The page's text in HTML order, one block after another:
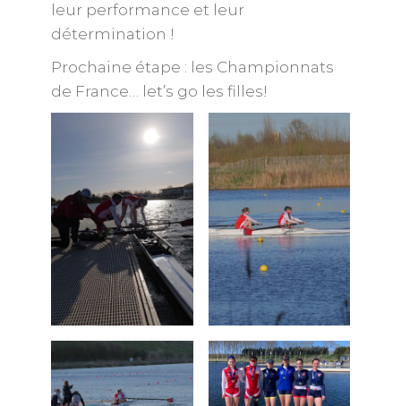
leur performance et leur
détermination !
Prochaine étape : les Championnats
de France… let’s go les filles!